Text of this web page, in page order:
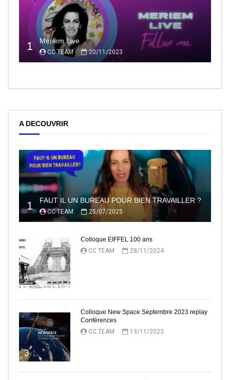
1 Meriem Live
CC TEAM 20/11/2023
A DECOUVRIR
1 FAUT IL UN BUREAU POUR BIEN TRAVAILLER ?
CC TEAM 25/07/2025
2
Colloque EIFFEL 100 ans
CC TEAM
28/11/2024
3
Colloque New Space Septembre 2023 replay
Conférences
CC TEAM
13/11/2023